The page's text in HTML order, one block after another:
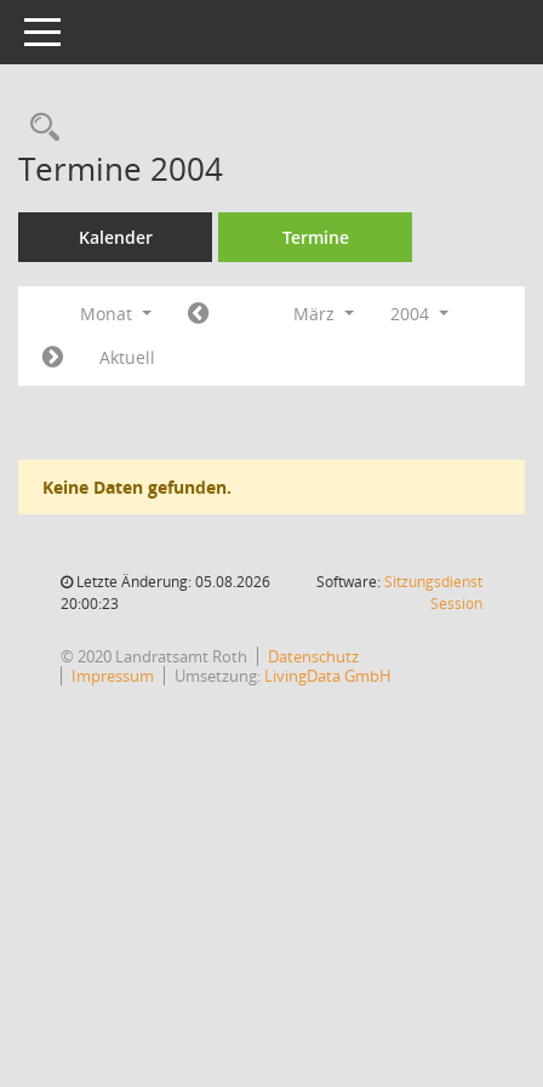
Toggle navigation
Rechercheauswahl
Termine 2004
Kalender Termine
Monat März
2004
Aktuell
Keine Daten gefunden.
Letzte Änderung: 05.08.2026
20:00:23
Software:Sitzungsdienst
Session(Wird in
© 2020 Landratsamt Roth
Datenschutz
Impressum
Umsetzung: LivingData GmbH